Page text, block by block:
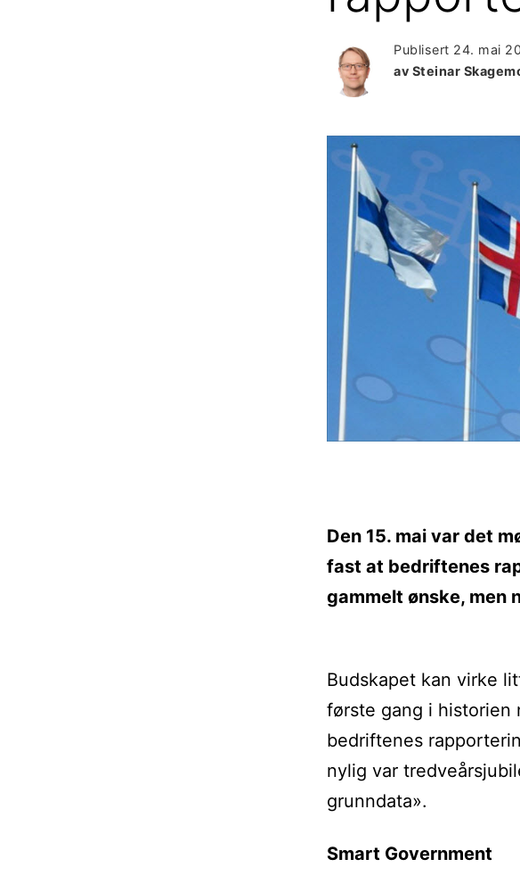
Publisert 24. mai
av Steinar
Den 15. mai var det
fast at bedriftenes
gammelt ønske, men
Budskapet kan virke
første gang i historien
bedriftenes
nylig var
grunndata».
Smart Government